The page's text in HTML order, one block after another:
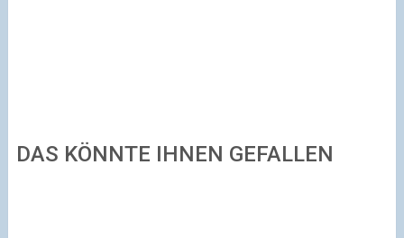
DAS KÖNNTE IHNEN GEFALLEN